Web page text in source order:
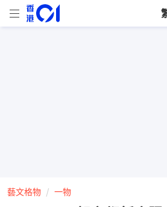
藝文格物 一物